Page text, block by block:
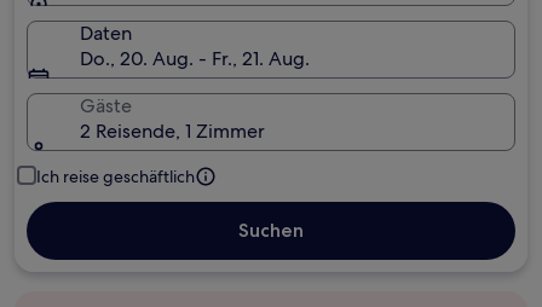
Daten
Do., 20. Aug. - Fr., 21. Aug.
Gäste
2 Reisende, 1 Zimmer
Ich reise geschäftlich
Suchen